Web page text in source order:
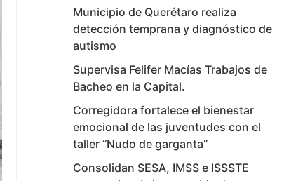
Municipio de Querétaro realiza
detección temprana y diagnóstico de
autismo
Supervisa Felifer Macías Trabajos de
Bacheo en la Capital.
Corregidora fortalece el bienestar
emocional de las juventudes con el
taller ‘‘Nudo de garganta’’
Consolidan SESA, IMSS e ISSSTE